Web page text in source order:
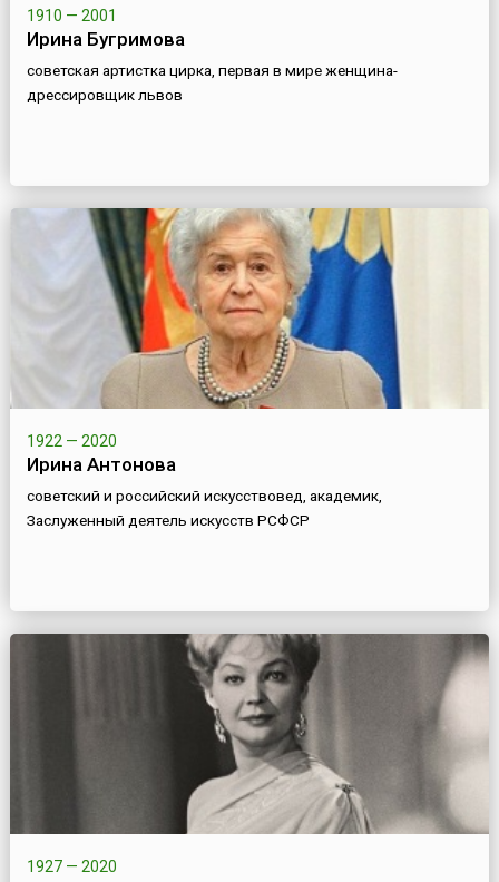
1910 — 2001
Ирина Бугримова
советская артистка цирка, первая в мире женщина-
дрессировщик львов
1922 — 2020
Ирина Антонова
советский и российский искусствовед, академик,
Заслуженный деятель искусств РСФСР
1927 — 2020